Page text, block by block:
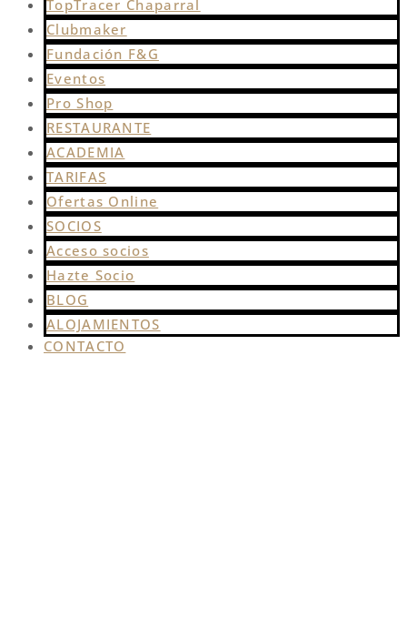
TopTracer Chaparral
Clubmaker
Fundación F&G
Eventos
Pro Shop
RESTAURANTE
ACADEMIA
TARIFAS
Ofertas Online
SOCIOS
Acceso socios
Hazte Socio
BLOG
ALOJAMIENTOS
CONTACTO